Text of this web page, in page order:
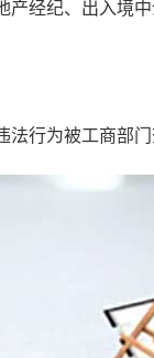
纪、出入境中
为被工商部门